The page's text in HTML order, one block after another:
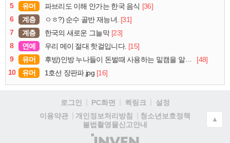
5
유머 파브리도 이해 안가는 한국 음식 [36]
6
계층 ㅇㅎ?) 순수 골반 재능녀. [31]
7
계층 한국의 새로운 그늘막 [23]
8
연예 우리 메이 절대 핫걸입니다. [15]
9
유머 후방)인방 누나들이 돈벌때 사용하는 밑캠을 알아보자
[48]
10
유머 1호선 장판파.jpg [16]
로그인 PC화면 퀵링크
설정
이용약관
개인정보처리방침
청소년보호정책
불법촬영물신고안내
(주)
▲